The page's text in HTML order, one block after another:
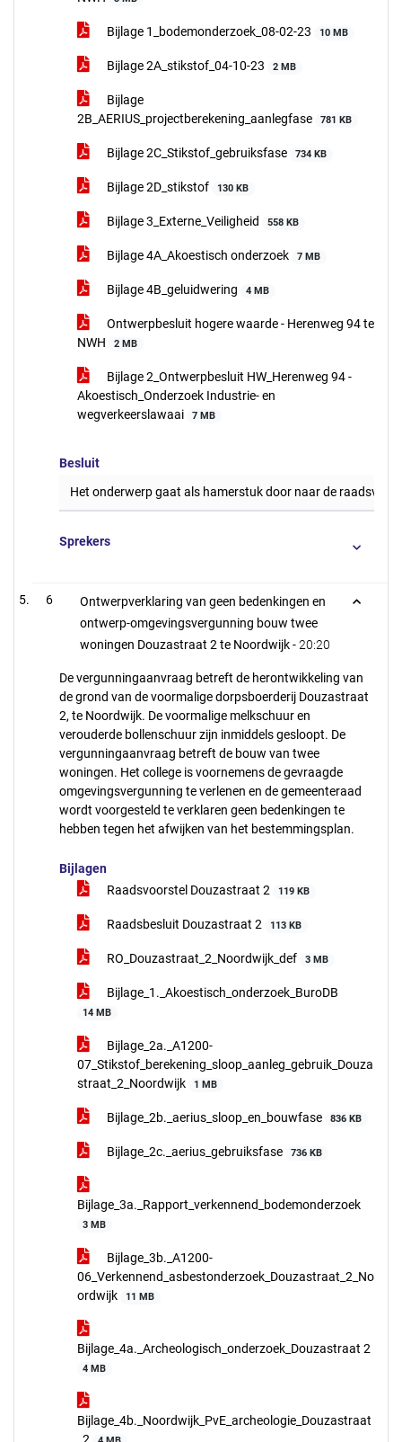
Bijlage 1_bodemonderzoek_08-02-23 10 MB
Bijlage 2A_stikstof_04-10-23 2 MB
Bijlage
2B_AERIUS_projectberekening_aanlegfase
781 KB
Bijlage 2C_Stikstof_gebruiksfase 734 KB
Bijlage 2D_stikstof 130 KB
Bijlage 3_Externe_Veiligheid 558 KB
Bijlage 4A_Akoestisch onderzoek 7 MB
Bijlage 4B_geluidwering 4 MB
Ontwerpbesluit hogere waarde - Herenweg 94 te
NWH
2 MB
Bijlage 2_Ontwerpbesluit HW_Herenweg 94 -
Akoestisch_Onderzoek Industrie- en
wegverkeerslawaai
7 MB
Besluit
Het onderwerp gaat als hamerstuk door naar de
Sprekers
6
Ontwerpverklaring van geen bedenkingen en
ontwerp-omgevingsvergunning bouw twee
woningen Douzastraat 2 te Noordwijk -20:20
De vergunningaanvraag betreft de herontwikkeling van
de grond van de voormalige dorpsboerderij Douzastraat
2, te Noordwijk. De voormalige melkschuur en
verouderde bollenschuur zijn inmiddels gesloopt. De
vergunningaanvraag betreft de bouw van twee
woningen. Het college is voornemens de gevraagde
omgevingsvergunning te verlenen en de gemeenteraad
wordt voorgesteld te verklaren geen bedenkingen te
hebben tegen het afwijken van het bestemmingsplan.
Bijlagen
Raadsvoorstel Douzastraat 2
119 KB
Raadsbesluit Douzastraat 2 113 KB
RO_Douzastraat_2_Noordwijk_def 3 MB
Bijlage_1._Akoestisch_onderzoek_BuroDB
14 MB
Bijlage_2a._A1200-
07_Stikstof_berekening_sloop_aanleg_gebruik_Douza
straat_2_Noordwijk
1 MB
Bijlage_2b._aerius_sloop_en_bouwfase 836 KB
Bijlage_2c._aerius_gebruiksfase 736 KB
Bijlage_3a._Rapport_verkennend_bodemonderzoek
3 MB
Bijlage_3b._A1200-
06_Verkennend_asbestonderzoek_Douzastraat_2_No
ordwijk
11 MB
Bijlage_4a._Archeologisch_onderzoek_Douzastraat 2
4 MB
Bijlage_4b._Noordwijk_PvE_archeologie_Douzastraat